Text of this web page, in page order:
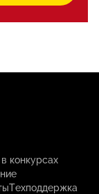
конкурсах
Техподдержка